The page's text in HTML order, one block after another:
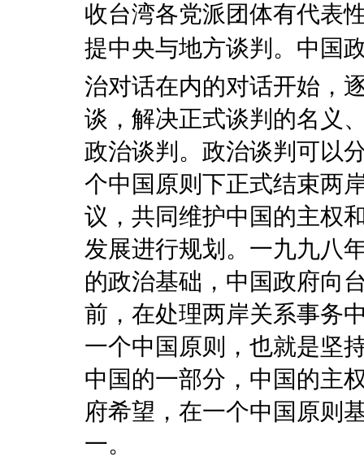
收台湾各党派团体有代表
提中央与地方谈判。中
治对话在内的对话开始，
谈，解决正式谈判的名义
政治谈判。政治谈判可以
个中国原则下正式结束两
议，共同维护中国的主权
发展进行规划。一九九八
的政治基础，中国政府向
前，在处理两岸关系事务
一个中国原则，也就是坚
中国的一部分，中国的主
府希望，在一个中国原则
一。